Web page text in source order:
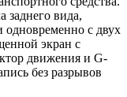
заднего вида,
одновременно с двух
экран с
движения и G-
без разрывов